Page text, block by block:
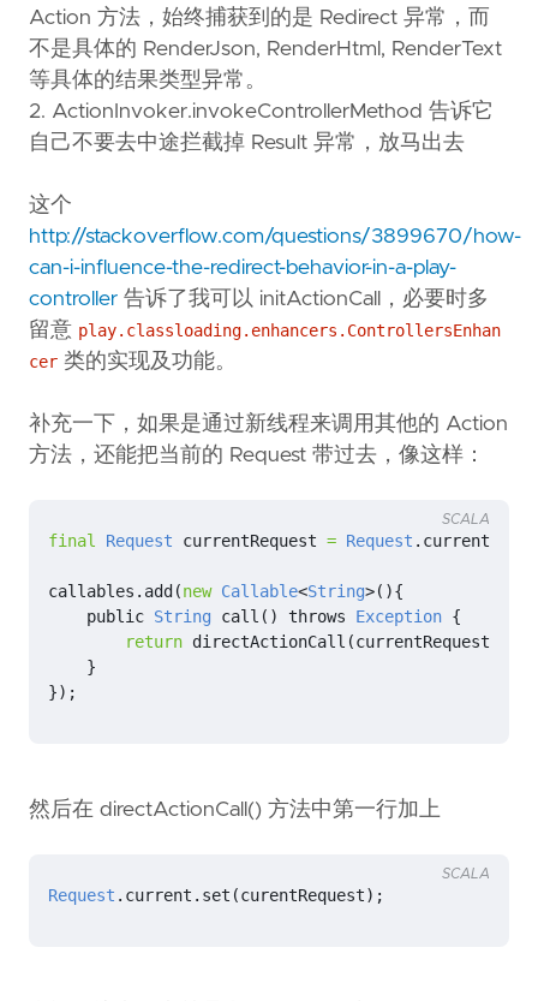
Action 方法，始终捕获到的是 Redirect 异常，而
不是具体的 RenderJson, RenderHtml, RenderText
等具体的结果类型异常。
2. ActionInvoker.invokeControllerMethod 告诉它
自己不要去中途拦截掉 Result 异常，放马出去
这个
http://stackoverflow.com/questions/3899670/how-
can-i-influence-the-redirect-behavior-in-a-play-
controller 告诉了我可以 initActionCall，必要时多
留意 play.classloading.enhancers.ControllersEnhan
cer 类的实现及功能。
补充一下，如果是通过新线程来调用其他的 Action
方法，还能把当前的 Request 带过去，像这样：
final Request currentRequest = Request . current
callables . add (new Callable<String>(){
public String call () throws Exception {
return directActionCall (currentRequest
}
});
SCALA
然后在 directActionCall() 方法中第一行加上
Request . current . set (curentRequest);
SCALA